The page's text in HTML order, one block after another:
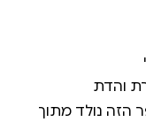
והדת
הזה נולד מתוך